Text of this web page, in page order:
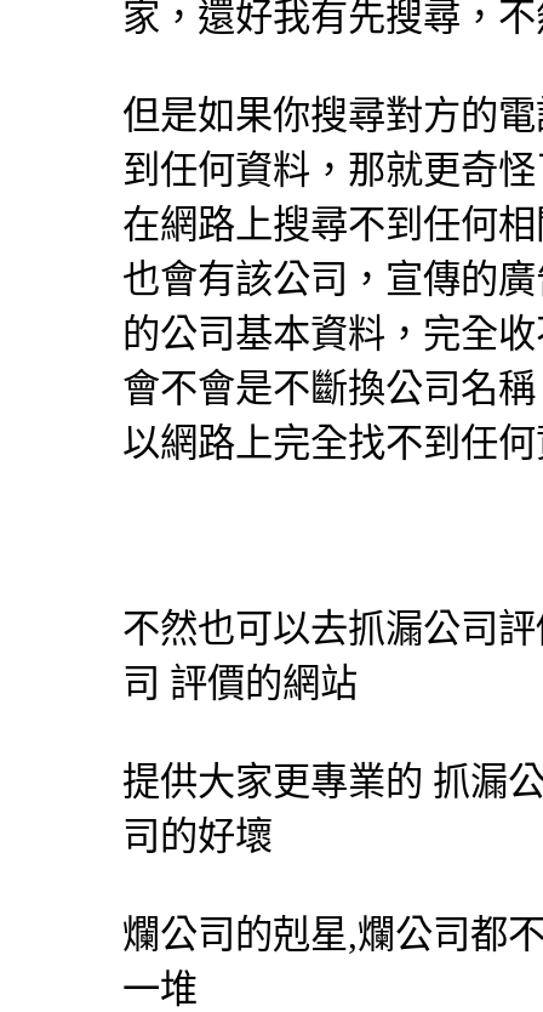
家，還好我有先搜尋，
但是如果你搜尋對方的
到任何資料，那就更奇
在網路上搜尋不到任何
也會有該公司，宣傳的
的公司基本資料，完全
會不會是不斷換公司名
以網路上完全找不到任
不然也可以去抓漏公司
司 評價的網站
提供大家更專業的 抓漏
司的好壞
爛公司的剋星,爛公司都
一堆